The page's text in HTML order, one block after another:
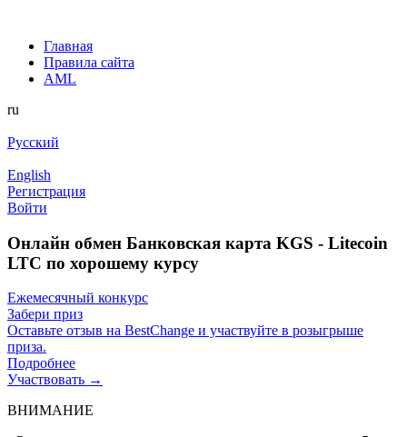
Главная
Правила сайта
AML
ru
Русский
English
Регистрация
Войти
Онлайн обмен Банковская карта KGS - Litecoin
LTC по хорошему курсу
Ежемесячный конкурс
Забери приз
Оставьте отзыв на BestChange и участвуйте в розыгрыше
приза.
Подробнее
Участвовать →
ВНИМАНИЕ